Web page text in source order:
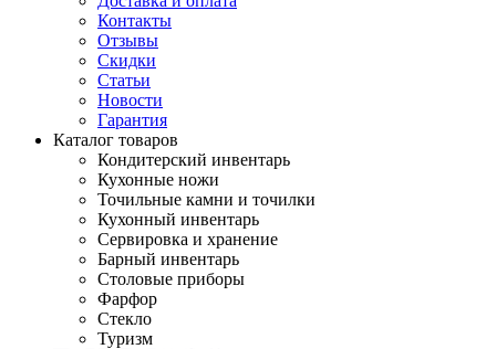
Контакты
Отзывы
Скидки
Статьи
Новости
Гарантия
Каталог товаров
Кондитерский инвентарь
Кухонные ножи
Точильные камни и точилки
Кухонный инвентарь
Сервировка и хранение
Барный инвентарь
Столовые приборы
Фарфор
Стекло
Туризм